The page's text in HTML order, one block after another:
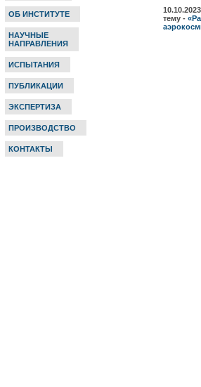
ОБ ИНСТИТУТЕ
НАУЧНЫЕ
НАПРАВЛЕНИЯ
ИСПЫТАНИЯ
ПУБЛИКАЦИИ
ЭКСПЕРТИЗА
ПРОИЗВОДСТВО
КОНТАКТЫ
тему - «